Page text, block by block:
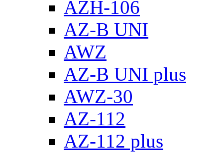
AZH-106
AZ-B UNI
AWZ
AZ-B UNI plus
AWZ-30
AZ-112
AZ-112 plus